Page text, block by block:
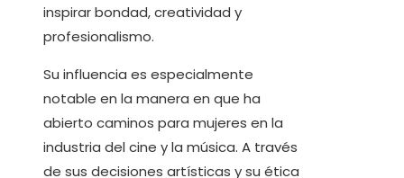
inspirar bondad, creatividad y
profesionalismo.
Su influencia es especialmente
notable en la manera en que ha
abierto caminos para mujeres en la
industria del cine y la música. A través
de sus decisiones artísticas y su ética